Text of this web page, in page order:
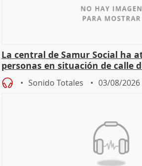
La central de Samur Social ha
personas en situación de calle
de Calor
Sonido Totales 03/08/2026